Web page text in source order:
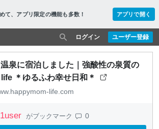
て、 アプリ限定の機能も多数！ アプリで開く
ユーザー登録
ログイン
温泉に宿泊しました｜強酸性の泉質の
＊ゆるふわ幸せ日和＊
life.com
1user がブックマーク 0